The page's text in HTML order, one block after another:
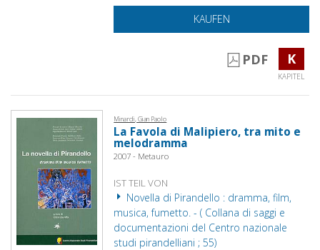
KAUFEN
PDF K
KAPITEL
Minardi, Gian Paolo
La Favola di Malipiero, tra mito e
melodramma
2007 - Metauro
IST TEIL VON
Novella di Pirandello : dramma, film,
musica, fumetto. - ( Collana di saggi e
documentazioni del Centro nazionale
studi pirandelliani ; 55)